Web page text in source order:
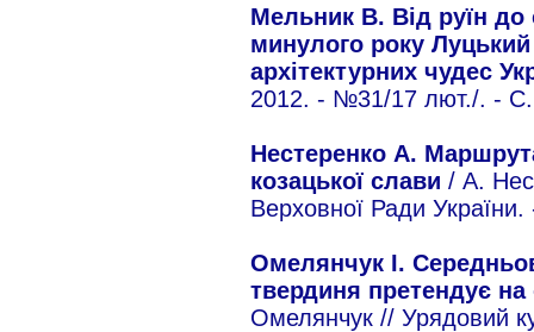
Мельник В. Від руїн до
минулого року
архітектурних чудес
2012. - №31/17 лют./. -
Нестеренко А.
козацької слави / А.
Верховної Ради
Омелянчук І.
твердиня претендує
Омелянчук // Урядовий